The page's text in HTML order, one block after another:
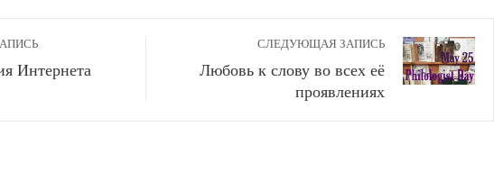
Интернета
СЛЕДУЮЩАЯ ЗАПИСЬ
Любовь к слову во всех её
проявлениях